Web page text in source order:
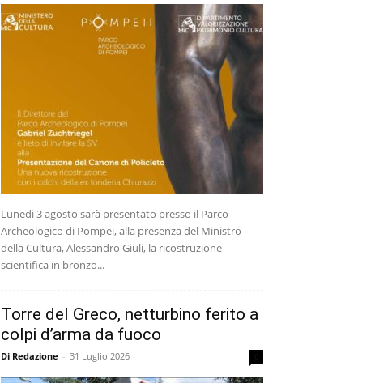
Lunedì 3 agosto sarà presentato presso il Parco
Archeologico di Pompei, alla presenza del Ministro
della Cultura, Alessandro Giuli, la ricostruzione
scientifica in bronzo...
Torre del Greco, netturbino ferito a
colpi d’arma da fuoco
Di Redazione - 31 Luglio 2026